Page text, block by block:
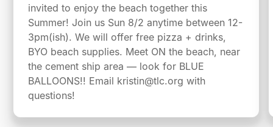
invited to enjoy the beach together this
Summer! Join us Sun 8/2 anytime between 12-
3pm(ish). We will offer free pizza + drinks,
BYO beach supplies. Meet ON the beach, near
the cement ship area — look for BLUE
BALLOONS!! Email kristin@tlc.org with
questions!